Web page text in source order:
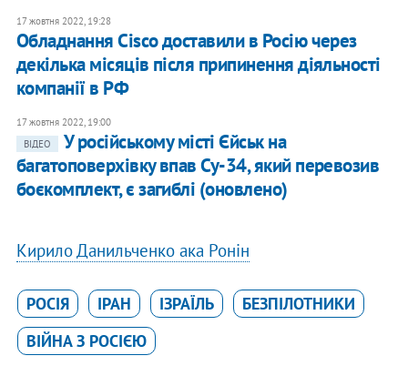
17 жовтня 2022, 19:28
Обладнання Cisco доставили в Росію через
декілька місяців після припинення діяльності
компанії в РФ
17 жовтня 2022, 19:00
ВІДЕО
У російському місті Єйськ на
багатоповерхівку впав Су-34, який перевозив
боєкомплект, є загиблі (оновлено)
Кирило Данильченко ака Ронін
РОСІЯ ІРАН ІЗРАЇЛЬ
БЕЗПІЛОТНИКИ
ВІЙНА З РОСІЄЮ